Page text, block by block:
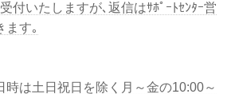
付いたしますが､返信はｻﾎﾟｰﾄｾﾝﾀｰ営
ます｡
時は土日祝日を除く月～金の10:00～